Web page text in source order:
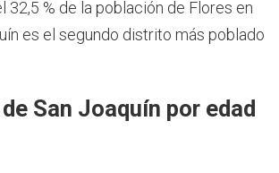
32,5 % de la población de Flores en
es el segundo distrito más poblado
San Joaquín por edad